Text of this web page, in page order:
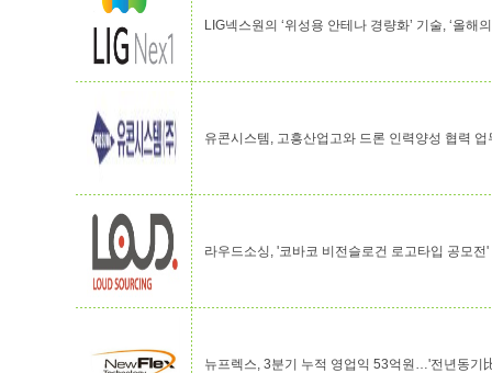
LIG넥스원의 ‘위성용 안테나 경량화’ 기술, ‘올해
유콘시스템, 고흥산업고와 드론 인력양성 협력 업
라우드소싱, '코바코 비전슬로건 로고타입 공모전'
뉴프렉스, 3분기 누적 영업익 53억원…'전년동기